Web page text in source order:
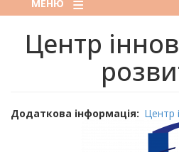
МЕНЮ
Центр
Додаткова інформація Центр